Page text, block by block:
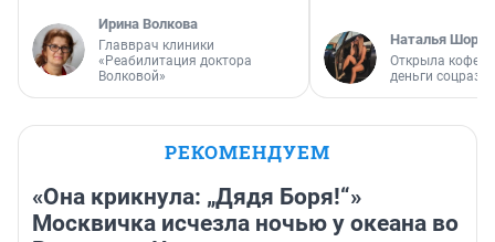
Ирина Волкова
Главврач клиники
«Реабилитация доктора
Волковой»
Наталья
Открыла
деньги
РЕКОМЕНДУЕМ
«Она крикнула: „Дядя Боря!“»
Москвичка исчезла ночью у океана во